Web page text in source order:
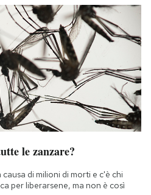
le zanzare?
di milioni di morti e c'è chi
per liberarsene, ma non è così